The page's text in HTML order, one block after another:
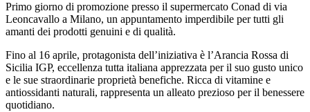
Primo giorno di promozione presso il supermercato Conad di via
Leoncavallo a Milano, un appuntamento imperdibile per tutti gli
amanti dei prodotti genuini e di qualità.
Fino al 16 aprile, protagonista dell’iniziativa è l’Arancia Rossa di
Sicilia IGP, eccellenza tutta italiana apprezzata per il suo gusto unico
e le sue straordinarie proprietà benefiche. Ricca di vitamine e
antiossidanti naturali, rappresenta un alleato prezioso per il benessere
quotidiano.